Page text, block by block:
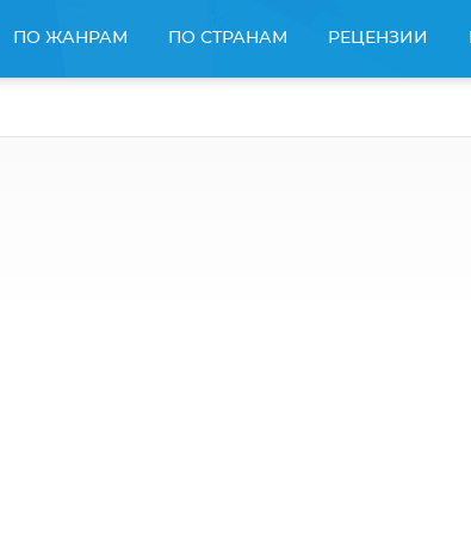
ПО ЖАНРАМ ПО СТРАНАМ РЕЦЕНЗИИ